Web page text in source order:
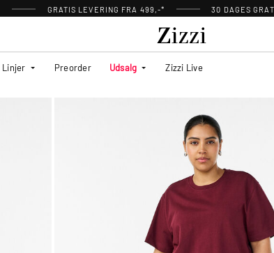
GRATIS LEVERING FRA 499,-* 30 DAGES
Linjer Preorder Udsalg Zizzi Live